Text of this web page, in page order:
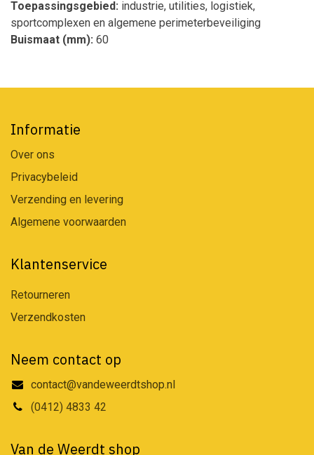
Toepassingsgebied: industrie, utilities, logistiek,
sportcomplexen en algemene perimeterbeveiliging
Buismaat (mm): 60
Informatie
Over ons
Privacybeleid
Verzending en levering
Algemene voorwaarden
Klantenservice
Retourneren
Verzendkosten
Neem contact op
contact@vandeweerdtshop.nl
(0412) 4833 42
Van de Weerdt shop